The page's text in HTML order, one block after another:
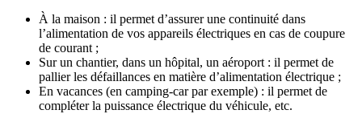
À la maison : il permet d’assurer une continuité dans
l’alimentation de vos appareils électriques en cas de coupure
de courant ;
Sur un chantier, dans un hôpital, un aéroport : il permet de
pallier les défaillances en matière d’alimentation électrique ;
En vacances (en camping-car par exemple) : il permet de
compléter la puissance électrique du véhicule, etc.